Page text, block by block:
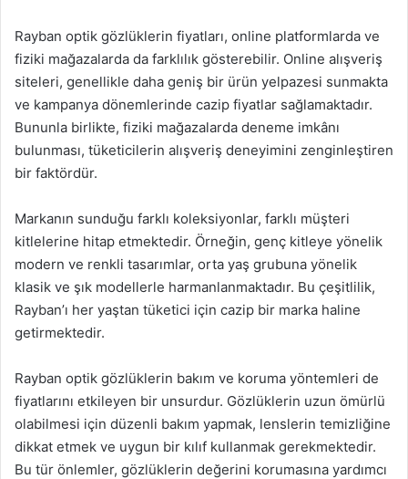
Rayban optik gözlüklerin fiyatları, online platformlarda ve
fiziki mağazalarda da farklılık gösterebilir. Online alışveriş
siteleri, genellikle daha geniş bir ürün yelpazesi sunmakta
ve kampanya dönemlerinde cazip fiyatlar sağlamaktadır.
Bununla birlikte, fiziki mağazalarda deneme imkânı
bulunması, tüketicilerin alışveriş deneyimini zenginleştiren
bir faktördür.
Markanın sunduğu farklı koleksiyonlar, farklı müşteri
kitlelerine hitap etmektedir. Örneğin, genç kitleye yönelik
modern ve renkli tasarımlar, orta yaş grubuna yönelik
klasik ve şık modellerle harmanlanmaktadır. Bu çeşitlilik,
Rayban’ı her yaştan tüketici için cazip bir marka haline
getirmektedir.
Rayban optik gözlüklerin bakım ve koruma yöntemleri de
fiyatlarını etkileyen bir unsurdur. Gözlüklerin uzun ömürlü
olabilmesi için düzenli bakım yapmak, lenslerin temizliğine
dikkat etmek ve uygun bir kılıf kullanmak gerekmektedir.
Bu tür önlemler, gözlüklerin değerini korumasına yardımcı